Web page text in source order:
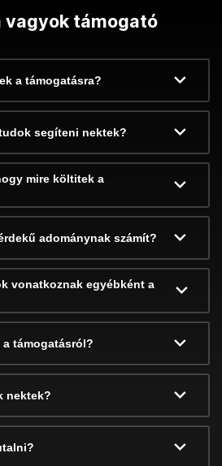
vagyok támogató
a támogatásra?
segíteni nektek?
mire költitek a
adománynak számít?
vonatkoznak egyébként a
támogatásról?
nektek?